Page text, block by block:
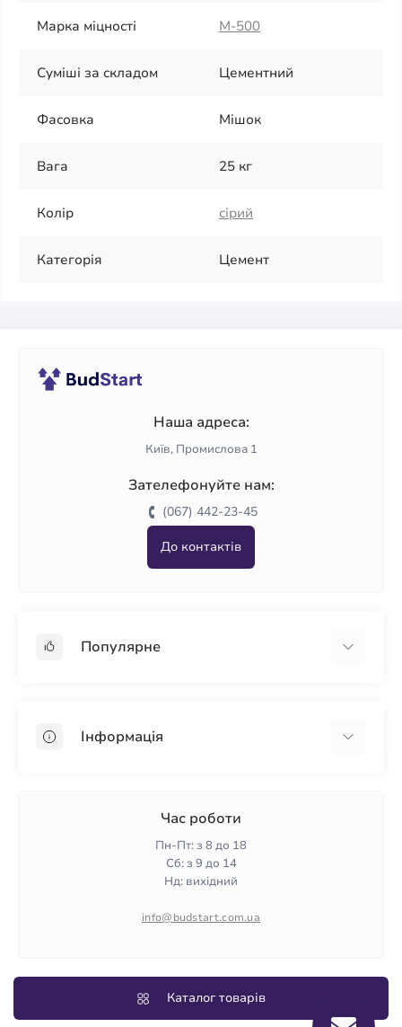
Марка міцності М-500
Суміші за складом Цементний
Фасовка Мішок
Вага 25 кг
Колір сірий
Категорія Цемент
Наша адреса:
Київ, Промислова 1
Зателефонуйте нам:
(067) 442-23-45
До контактів
Популярне
ПінопластІнформація
Гарантія та повернення
Політика конфіденційності
Час роботи
Пн-Пт: з 8 до 18
Сб: з 9 до 14
Нд: вихідний
info@budstart.com.ua
Каталог товарів